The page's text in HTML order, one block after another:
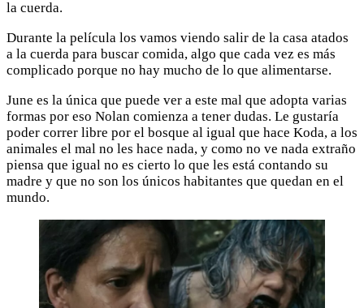
la cuerda.
Durante la película los vamos viendo salir de la casa atados
a la cuerda para buscar comida, algo que cada vez es más
complicado porque no hay mucho de lo que alimentarse.
June es la única que puede ver a este mal que adopta varias
formas por eso Nolan comienza a tener dudas. Le gustaría
poder correr libre por el bosque al igual que hace Koda, a los
animales el mal no les hace nada, y como no ve nada extraño
piensa que igual no es cierto lo que les está contando su
madre y que no son los únicos habitantes que quedan en el
mundo.